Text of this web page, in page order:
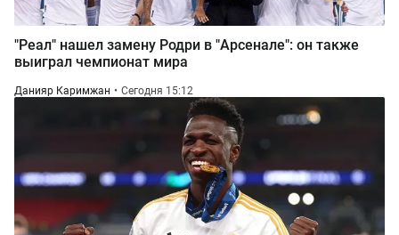
"Реал" нашел замену Родри в "Арсенале": он также
выиграл чемпионат мира
Данияр Каримжан Сегодня 15:12